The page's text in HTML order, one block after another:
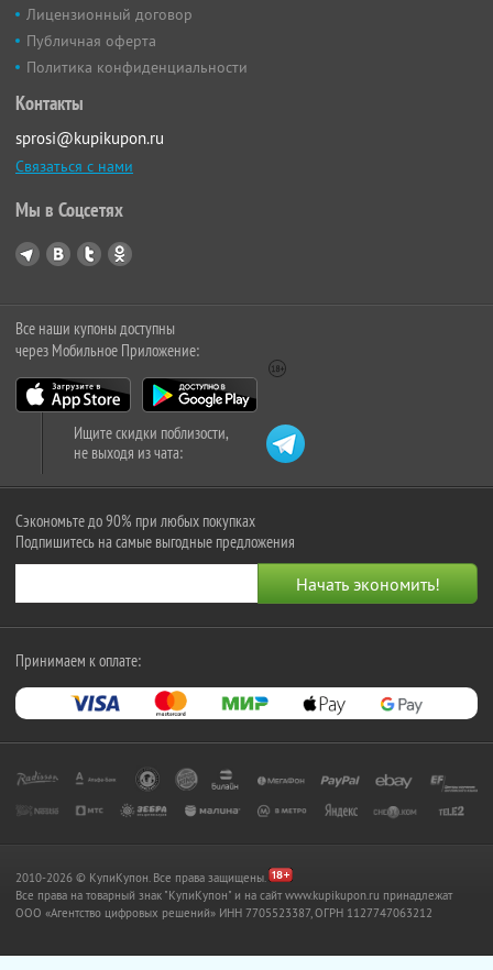
Лицензионный договор
Публичная оферта
Политика конфиденциальности
Контакты
sprosi@kupikupon.ru
Связаться с нами
Мы в Соцсетях
Все наши купоны доступны
через Мобильное Приложение:
Ищите скидки поблизости,
не выходя из чата:
Сэкономьте до 90% при любых покупках
Подпишитесь на самые выгодные предложения
Принимаем к оплате:
2010-2026 © КупиКупон. Все права защищены.
Все права на товарный знак "КупиКупон" и на сайт www.kupikupon.ru принадлежат
OOO «Агентство цифровых решений» ИНН 7705523387, ОГРН 1127747063212